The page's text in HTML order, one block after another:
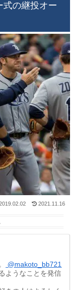
式の継投オー
2021.11.16
@makoto_bb721
ようなことを発信